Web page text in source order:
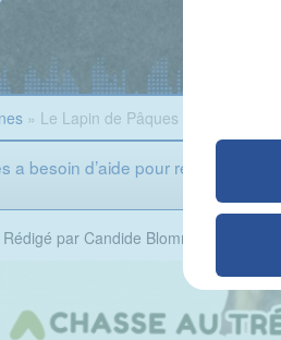
» Le Lapin de Pâques a besoin
a besoin d’aide pour retrouver son
Rédigé par Candide Blomme